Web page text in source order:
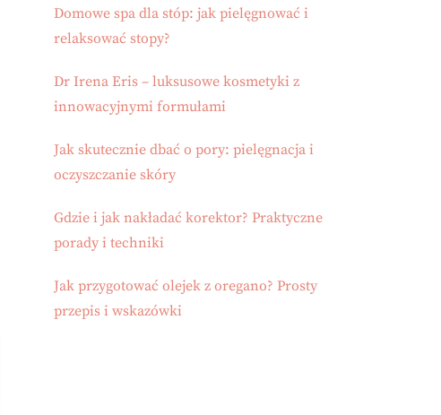
Domowe spa dla stóp: jak pielęgnować i
relaksować stopy?
Dr Irena Eris – luksusowe kosmetyki z
innowacyjnymi formułami
Jak skutecznie dbać o pory: pielęgnacja i
oczyszczanie skóry
Gdzie i jak nakładać korektor? Praktyczne
porady i techniki
Jak przygotować olejek z oregano? Prosty
przepis i wskazówki